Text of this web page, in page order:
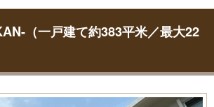
（一戸建て約383平米／最大22